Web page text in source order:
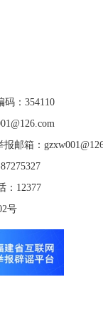
：354110
邮箱：
：12377
号